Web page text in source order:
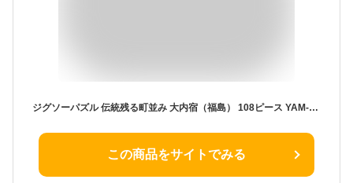
ジグソーパズル 伝統残る町並み 大内宿（福島） 108ピース YAM-01-2085 パズル Puzzle ギフト 誕生日 プレゼント
この商品をサイトでみる